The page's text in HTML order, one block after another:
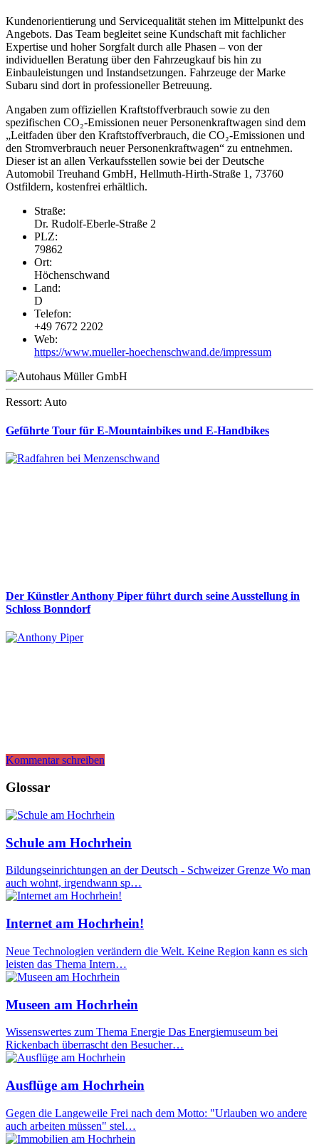
Kundenorientierung und Servicequalität stehen im Mittelpunkt des
Angebots. Das Team begleitet seine Kundschaft mit fachlicher
Expertise und hoher Sorgfalt durch alle Phasen – von der
individuellen Beratung über den Fahrzeugkauf bis hin zu
Einbauleistungen und Instandsetzungen. Fahrzeuge der Marke
Subaru sind dort in professioneller Betreuung.
Angaben zum offiziellen Kraftstoffverbrauch sowie zu den
spezifischen CO₂-Emissionen neuer Personenkraftwagen sind dem
„Leitfaden über den Kraftstoffverbrauch, die CO₂-Emissionen und
den Stromverbrauch neuer Personenkraftwagen“ zu entnehmen.
Dieser ist an allen Verkaufsstellen sowie bei der Deutsche
Automobil Treuhand GmbH, Hellmuth-Hirth-Straße 1, 73760
Ostfildern, kostenfrei erhältlich.
Straße:
Dr. Rudolf-Eberle-Straße 2
PLZ:
79862
Ort:
Höchenschwand
Land:
D
Telefon:
+49 7672 2202
Web:
https://www.mueller-hoechenschwand.de/impressum
Ressort: Auto
Geführte Tour für E-Mountainbikes und E-Handbikes
Der Künstler Anthony Piper führt durch seine Ausstellung in
Schloss Bonndorf
Kommentar schreiben
Glossar
Schule am Hochrhein
Bildungseinrichtungen an der Deutsch - Schweizer Grenze Wo man
auch wohnt, irgendwann sp…
Internet am Hochrhein!
Neue Technologien verändern die Welt. Keine Region kann es sich
leisten das Thema Intern…
Museen am Hochrhein
Wissenswertes zum Thema Energie Das Energiemuseum bei
Rickenbach überrascht den Besucher…
Ausflüge am Hochrhein
Gegen die Langeweile Frei nach dem Motto: "Urlauben wo andere
auch arbeiten müssen" stel…